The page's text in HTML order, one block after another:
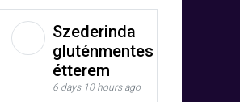
Szederinda
gluténmentes
étterem
6 days 10 hours ago